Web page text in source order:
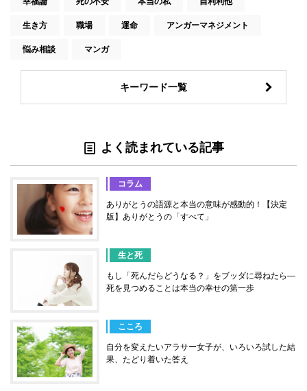
生き方 職場 運命 アンガーマネジメント
悩み相談 マンガ
キーワード一覧
よく読まれている記事
コラム
ありがとうの語源と本当の意味が感動的！【決定
版】ありがとうの「すべて」
生と死
もし「死んだらどうなる？」をブッダに尋ねたら―
死を見つめることは本当の幸せの第一歩
こころ
自分を変えたいアラサー女子が、いろいろ試した結
果、たどり着いた答え